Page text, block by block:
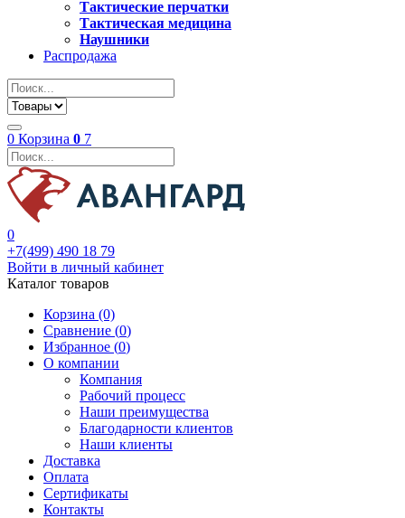
Тактические перчатки
Тактическая медицина
Наушники
Распродажа
0 Корзина 0 7
0
+7(499) 490 18 79
Войти в личный кабинет
Каталог товаров
Корзина (0)
Сравнение (0)
Избранное (0)
О компании
Компания
Рабочий процесс
Наши преимущества
Благодарности клиентов
Наши клиенты
Доставка
Оплата
Сертификаты
Контакты